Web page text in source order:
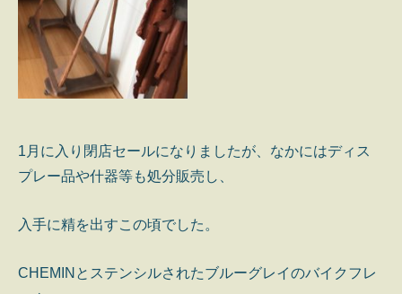
1月に入り閉店セールになりましたが、なかにはディス
プレー品や什器等も処分販売し、
入手に精を出すこの頃でした。
CHEMINとステンシルされたブルーグレイのバイクフレ